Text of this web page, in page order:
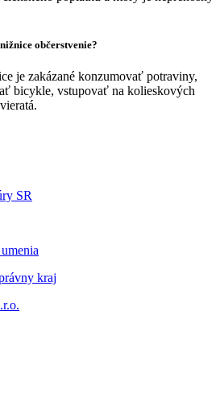
občerstvenie?
je zakázané konzumovať potraviny,
bicykle, vstupovať na kolieskových